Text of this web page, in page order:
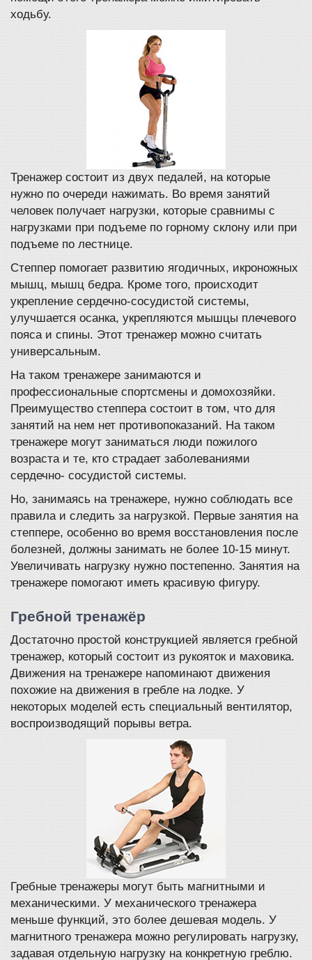
ходьбу.
Тренажер состоит из двух педалей, на которые
нужно по очереди нажимать. Во время занятий
человек получает нагрузки, которые сравнимы с
нагрузками при подъеме по горному склону или при
подъеме по лестнице.
Степпер помогает развитию ягодичных, икроножных
мышц, мышц бедра. Кроме того, происходит
укрепление сердечно-сосудистой системы,
улучшается осанка, укрепляются мышцы плечевого
пояса и спины. Этот тренажер можно считать
универсальным.
На таком тренажере занимаются и
профессиональные спортсмены и домохозяйки.
Преимущество степпера состоит в том, что для
занятий на нем нет противопоказаний. На таком
тренажере могут заниматься люди пожилого
возраста и те, кто страдает заболеваниями
сердечно- сосудистой системы.
Но, занимаясь на тренажере, нужно соблюдать все
правила и следить за нагрузкой. Первые занятия на
степпере, особенно во время восстановления после
болезней, должны занимать не более 10-15 минут.
Увеличивать нагрузку нужно постепенно. Занятия на
тренажере помогают иметь красивую фигуру.
Гребной тренажёр
Достаточно простой конструкцией является гребной
тренажер, который состоит из рукояток и маховика.
Движения на тренажере напоминают движения
похожие на движения в гребле на лодке. У
некоторых моделей есть специальный вентилятор,
воспроизводящий порывы ветра.
Гребные тренажеры могут быть магнитными и
механическими. У механического тренажера
меньше функций, это более дешевая модель. У
магнитного тренажера можно регулировать нагрузку,
задавая отдельную нагрузку на конкретную греблю.